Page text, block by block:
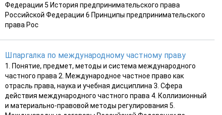
Федерации 5 История предпринимательского права
Российской Федерации 6 Принципы предпринимательского
права Рос
Шпаргалка по международному частному праву
1. Понятие, предмет, методы и система международного
частного права 2. Международное частное право как
отрасль права, наука и учебная дисциплина 3. Сфера
действия международного частного права 4. Коллизионный
и материально-правовой методы регулирования 5.